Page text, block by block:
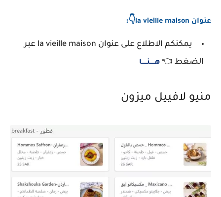
عنوان la vieille maison
👇:
يمكنكم الاطلاع على عنوان la vieille maison عبر
الضغط 👈 هـــــنـــــا
منيو لافييل ميزون